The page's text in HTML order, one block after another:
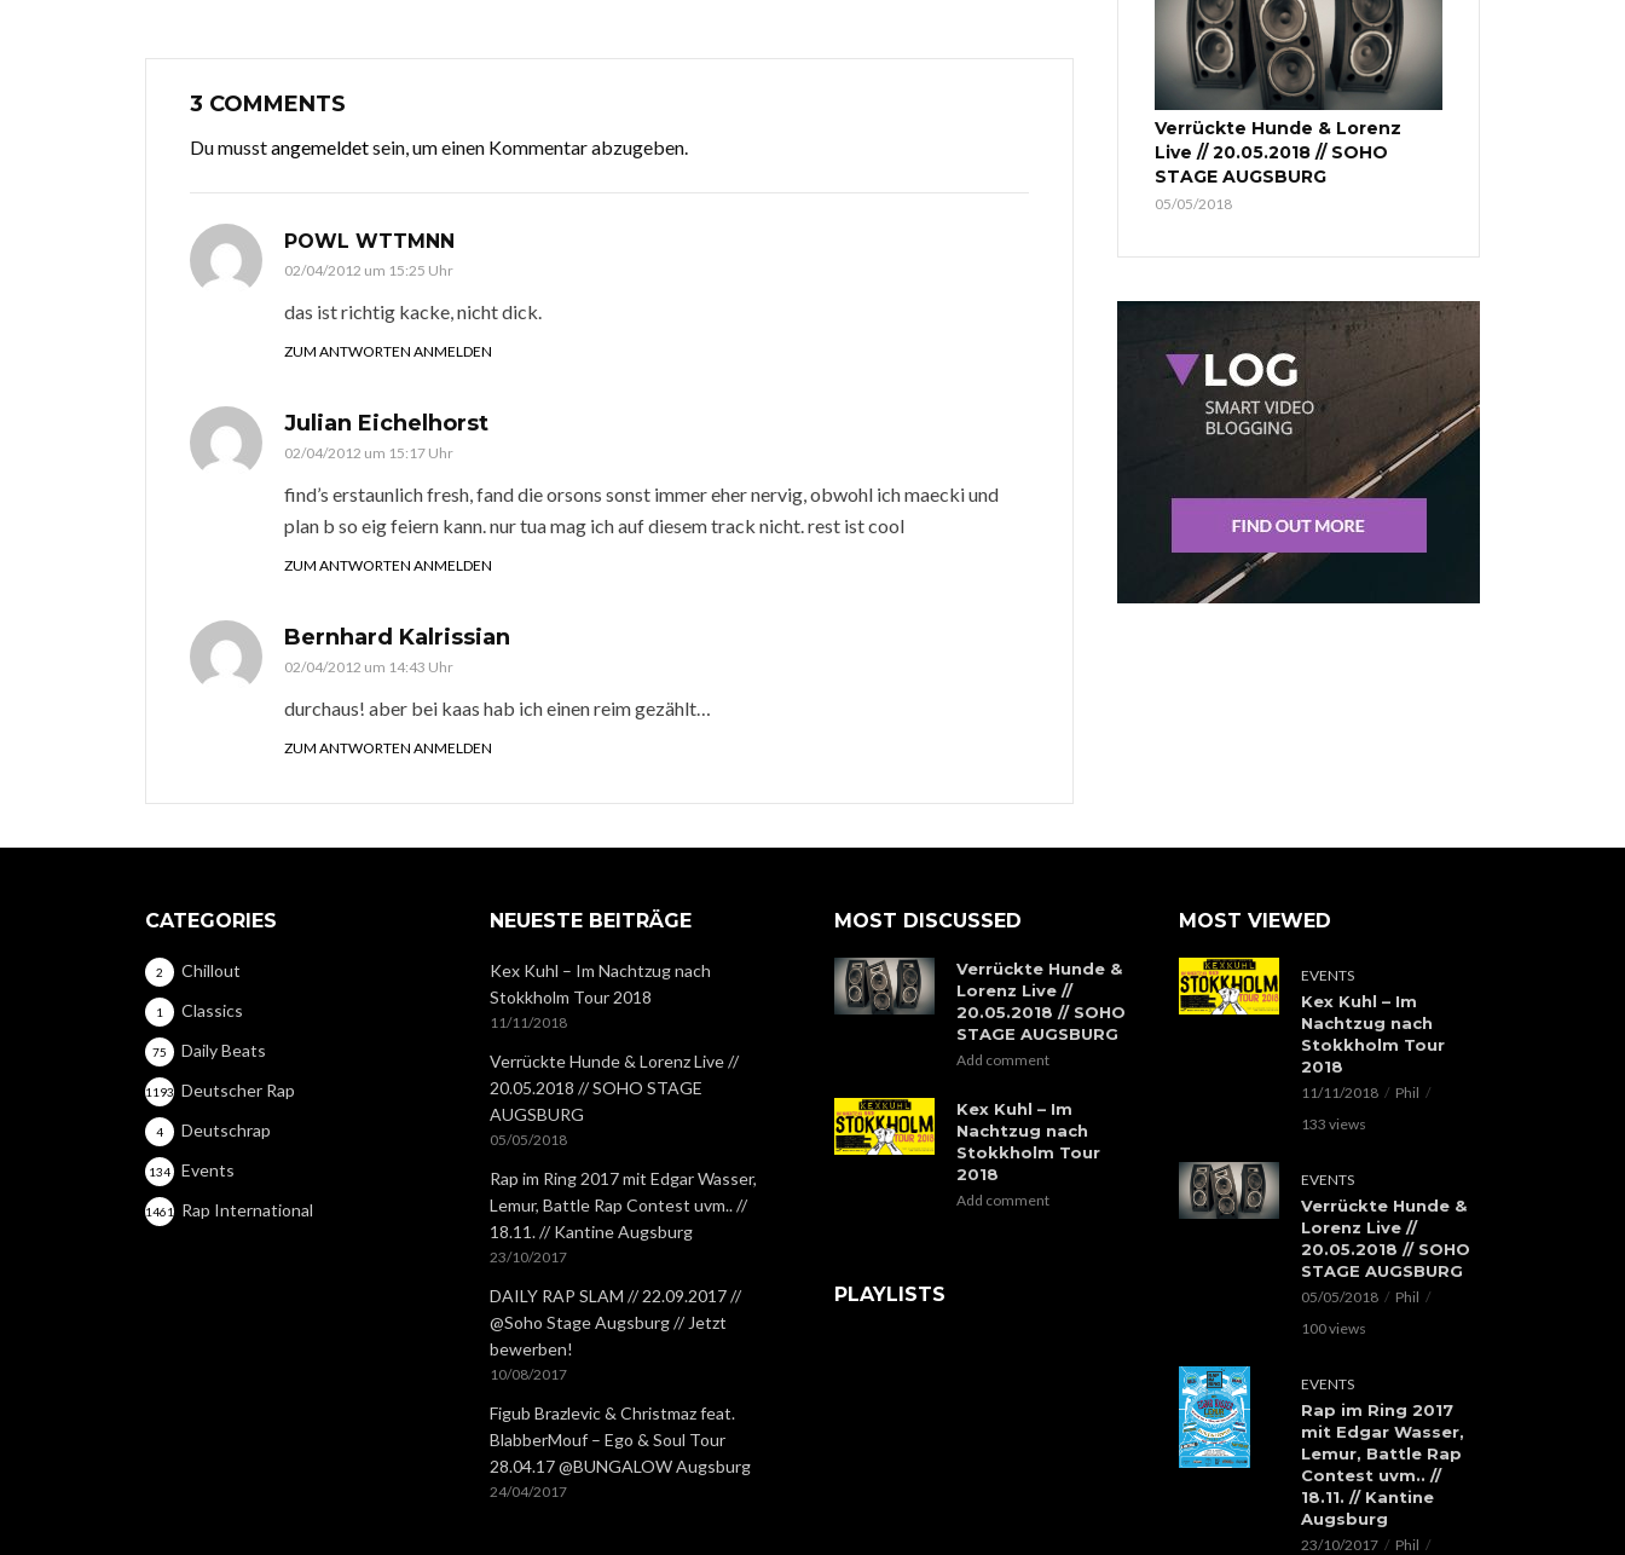
3 COMMENTS
Du musstangemeldetsein, um einen Kommentar abzugeben.
POWL WTTMNN
02/04/2012 um 15:25 Uhr
das ist richtig kacke, nicht dick.
ZUM ANTWORTEN ANMELDEN
Julian Eichelhorst
02/04/2012 um 15:17 Uhr
find’s erstaunlich fresh, fand die orsons sonst immer eher nervig, obwohl ich maecki und
plan b so eig feiern kann. nur tua mag ich auf diesem track nicht. rest ist cool
ZUM ANTWORTEN ANMELDEN
Bernhard Kalrissian
02/04/2012 um 14:43 Uhr
durchaus! aber bei kaas hab ich einen reim gezählt…
ZUM ANTWORTEN ANMELDEN
Verrückte Hunde & Lorenz
Live // 20.05.2018 // SOHO
STAGE AUGSBURG
05/05/2018
CATEGORIES
Chillout
2
Classics
1
Daily Beats
75
Deutscher Rap
1193
Deutschrap
4
Events
134
Rap International
1461
NEUESTE BEITRÄGE
Kex Kuhl – Im Nachtzug nach
Stokkholm Tour 2018
11/11/2018
Verrückte Hunde & Lorenz Live //
20.05.2018 // SOHO STAGE
AUGSBURG
05/05/2018
Rap im Ring 2017 mit Edgar Wasser,
Lemur, Battle Rap Contest uvm.. //
18.11. // Kantine Augsburg
23/10/2017
DAILY RAP SLAM // 22.09.2017 //
@Soho Stage Augsburg // Jetzt
bewerben!
10/08/2017
Figub Brazlevic & Christmaz feat.
BlabberMouf – Ego & Soul Tour
28.04.17 @BUNGALOW Augsburg
24/04/2017
MOST DISCUSSED
Verrückte Hunde &
Lorenz Live //
20.05.2018 // SOHO
STAGE AUGSBURG
Add comment
Kex Kuhl – Im
Nachtzug nach
Stokkholm Tour
2018
Add comment
PLAYLISTS
MOST VIEWED
EVENTS
Kex Kuhl – Im
Nachtzug nach
Stokkholm Tour
2018
11/11/2018
Phil
133 views
EVENTS
Verrückte Hunde &
Lorenz Live //
20.05.2018 // SOHO
STAGE AUGSBURG
05/05/2018
Phil
100 views
EVENTS
Rap im Ring 2017
mit Edgar Wasser,
Lemur, Battle Rap
Contest uvm.. //
18.11. // Kantine
Augsburg
23/10/2017 Phil